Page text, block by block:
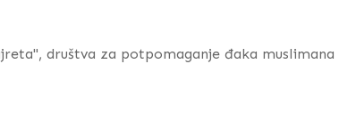
društva za potpomaganje đaka